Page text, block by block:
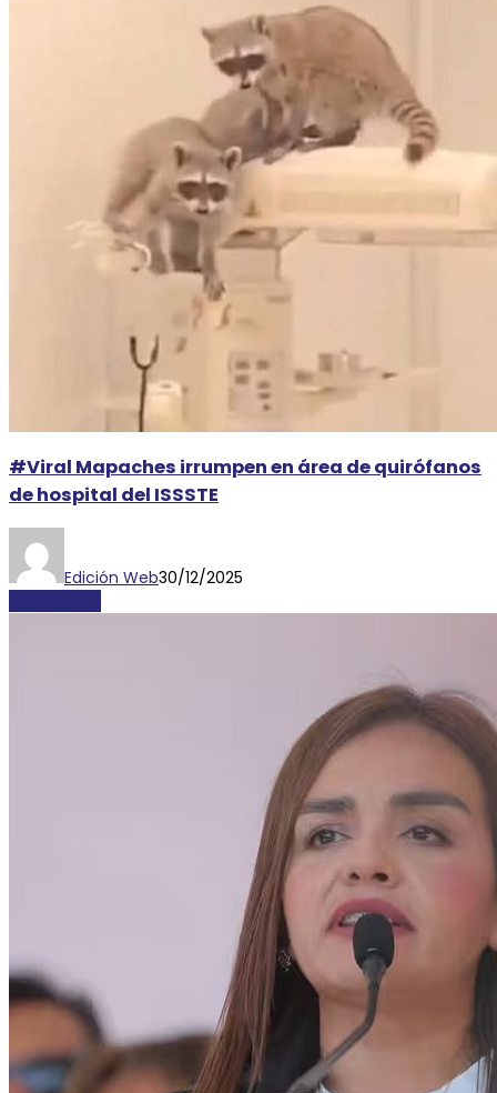
#Viral Mapaches irrumpen en área de quirófanos
de hospital del ISSSTE
Edición Web30/12/2025